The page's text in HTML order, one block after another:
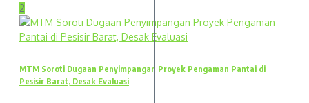
2
MTM Soroti Dugaan Penyimpangan Proyek Pengaman Pantai di
Pesisir Barat, Desak Evaluasi